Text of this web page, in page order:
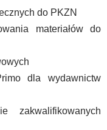
do PKZN
materiałów do
dla wydawnictw
zakwalifikowanych